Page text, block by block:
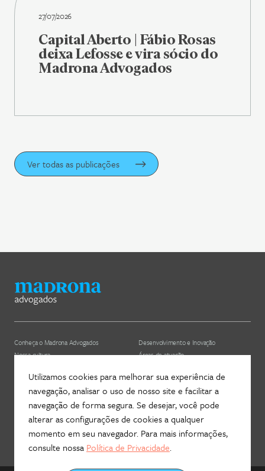
27/07/2026
Capital Aberto | Fábio Rosas
deixa Lefosse e vira sócio do
Madrona Advogados
Ver todas as publicações
Conheça o Madrona Advogados
Nossa cultura
Desenvolvimento e Inovação
Áreas de atuação
Hub Madrona
Vem ser Madrona
Proteção de Dados e Privacidade
Contato
Newsletter
Fale com a gente!
Utilizamos cookies para melhorar sua experiência de
navegação, analisar o uso de nosso site e facilitar a
navegação de forma segura. Se desejar, você pode
alterar as configurações de cookies a qualquer
momento em seu navegador. Para mais informações,
consulte nossa Política de Privacidade.